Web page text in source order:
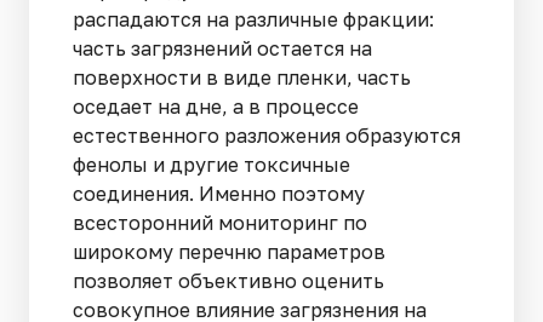
распадаются на различные фракции:
часть загрязнений остается на
поверхности в виде пленки, часть
оседает на дне, а в процессе
естественного разложения образуются
фенолы и другие токсичные
соединения. Именно поэтому
всесторонний мониторинг по
широкому перечню параметров
позволяет объективно оценить
совокупное влияние загрязнения на